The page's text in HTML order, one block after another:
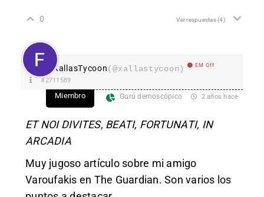
0 Ver respuestas(4)
XallasTycoon(@xallastycoon) EM Off
#2711589
Miembro Gurú demoscópico 2 años hace
ET NOI DIVITES, BEATI, FORTUNATI, IN
ARCADIA
Muy jugoso artículo sobre mi amigo
Varoufakis en The Guardian. Son varios los